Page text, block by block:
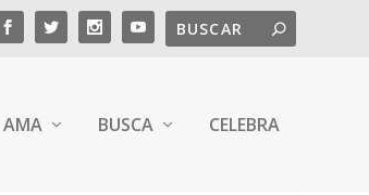
AMA BUSCA CELEBRA